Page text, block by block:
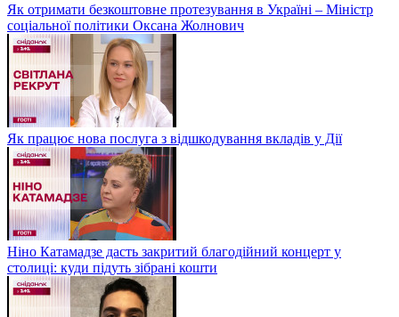
Як отримати безкоштовне протезування в Україні – Міністр
соціальної політики Оксана Жолнович
Як працює нова послуга з відшкодування вкладів у Дії
Ніно Катамадзе дасть закритий благодійний концерт у
столиці: куди підуть зібрані кошти